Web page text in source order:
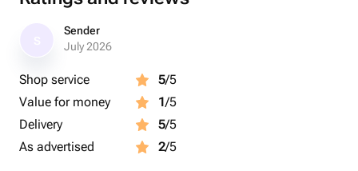
Sender
July 2026
Shop service 5/5
Value for money
1/5
Delivery
5/5
As advertised
2/5